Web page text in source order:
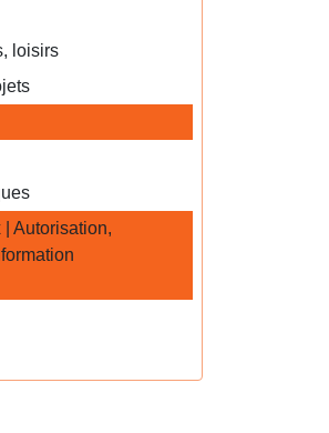
loisirs
Autorisation,